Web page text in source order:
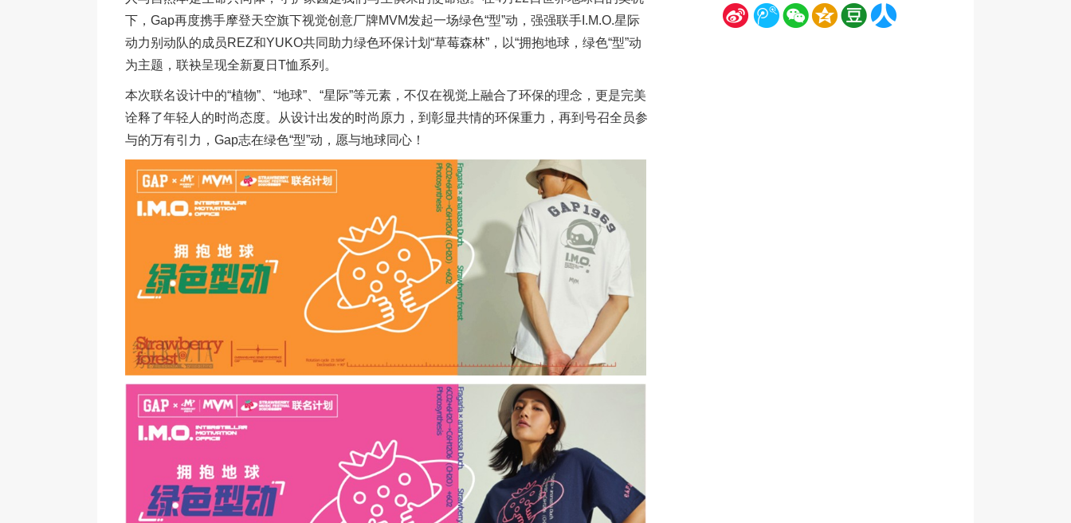
下，Gap再度携手摩登天空旗下视觉创意厂牌MVM发起一场绿色“型”动，强强联手I.M.O.星际
动力别动队的成员REZ和YUKO共同助力绿色环保计划“草莓森林”，以“拥抱地球，绿色“型”动
为主题，联袂呈现全新夏日T恤系列。
本次联名设计中的“植物”、“地球”、“星际”等元素，不仅在视觉上融合了环保的理念，更是完美
诠释了年轻人的时尚态度。从设计出发的时尚原力，到彰显共情的环保重力，再到号召全员参
与的万有引力，Gap志在绿色“型”动，愿与地球同心！
新 腾 微 空 豆